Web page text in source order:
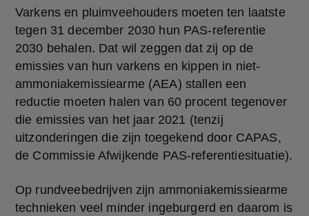
Varkens en pluimveehouders moeten ten laatste
tegen 31 december 2030 hun PAS-referentie
2030 behalen. Dat wil zeggen dat zij op de
emissies van hun varkens en kippen in niet-
ammoniakemissiearme (AEA) stallen een
reductie moeten halen van 60 procent tegenover
die emissies van het jaar 2021 (tenzij
uitzonderingen die zijn toegekend door CAPAS,
de Commissie Afwijkende PAS-referentiesituatie).
Op rundveebedrijven zijn ammoniakemissiearme
technieken veel minder ingeburgerd en daarom is